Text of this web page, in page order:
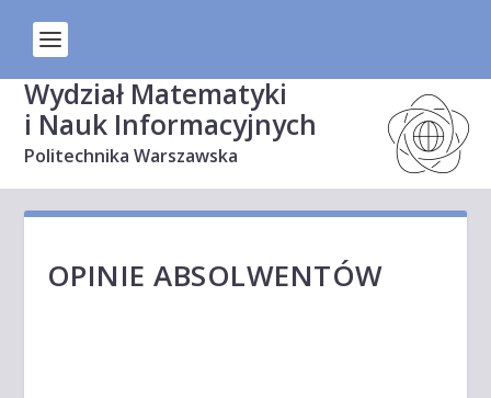
Wydział Matematyki
i Nauk Informacyjnych
Politechnika Warszawska
OPINIE ABSOLWENTÓW